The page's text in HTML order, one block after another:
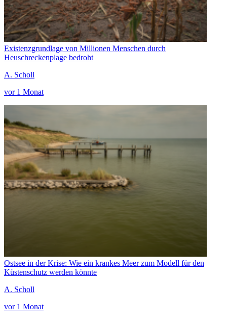
Existenzgrundlage von Millionen Menschen durch
Heuschreckenplage bedroht
A. Scholl
vor 1 Monat
Ostsee in der Krise: Wie ein krankes Meer zum Modell für den
Küstenschutz werden könnte
A. Scholl
vor 1 Monat